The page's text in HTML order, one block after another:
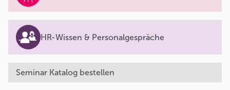
HR-Wissen & Personalgespräche
Seminar Katalog bestellen